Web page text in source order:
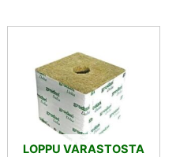
LOPPU VARASTOSTA